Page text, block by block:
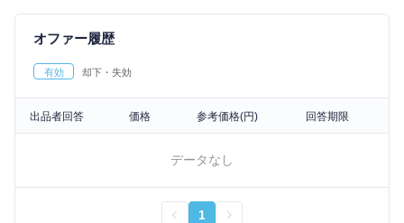
オファー履歴
有効 却下・失効
出品者回答 価格 参考価格(円) 回答期限
データなし
1